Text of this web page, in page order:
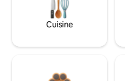
Cuisine